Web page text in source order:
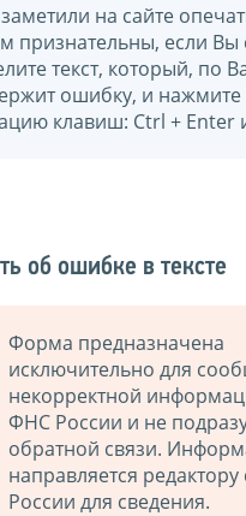
на сайте
признательны, если Вы
текст, который, по
ошибку, и нажмите
клавиш: Ctrl + Enter
об ошибке в тексте
Форма предназначена
исключительно для
некорректной
ФНС России и не
обратной связи.
направляется
России для сведения.